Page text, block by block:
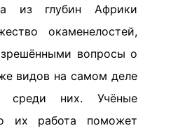
из глубин Африки
окаменелостей,
вопросы о
видов на самом деле
среди них. Учёные
их работа поможет